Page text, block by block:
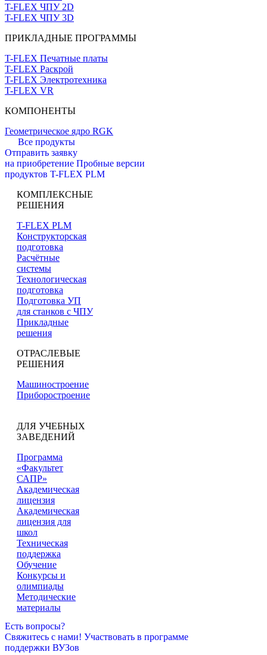
T-FLEX ЧПУ 2D
T-FLEX ЧПУ 3D
ПРИКЛАДНЫЕ ПРОГРАММЫ
T-FLEX Печатные платы
T-FLEX Раскрой
T-FLEX Электротехника
T-FLEX VR
КОМПОНЕНТЫ
Геометрическое ядро RGK
Все продукты
Отправить заявку
на приобретение Пробные версии
продуктов T-FLEX PLM
КОМПЛЕКСНЫЕ
РЕШЕНИЯ
T-FLEX PLM
Конструкторская
подготовка
Расчётные
системы
Технологическая
подготовка
Подготовка УП
для станков с ЧПУ
Прикладные
решения
ОТРАСЛЕВЫЕ
РЕШЕНИЯ
Машиностроение
Приборостроение
ДЛЯ УЧЕБНЫХ
ЗАВЕДЕНИЙ
Программа
«Факультет
САПР»
Академическая
лицензия
Академическая
лицензия для
школ
Техническая
поддержка
Обучение
Конкурсы и
олимпиады
Методические
материалы
Есть вопросы?
Свяжитесь с нами! Участвовать в программе
поддержки ВУЗов